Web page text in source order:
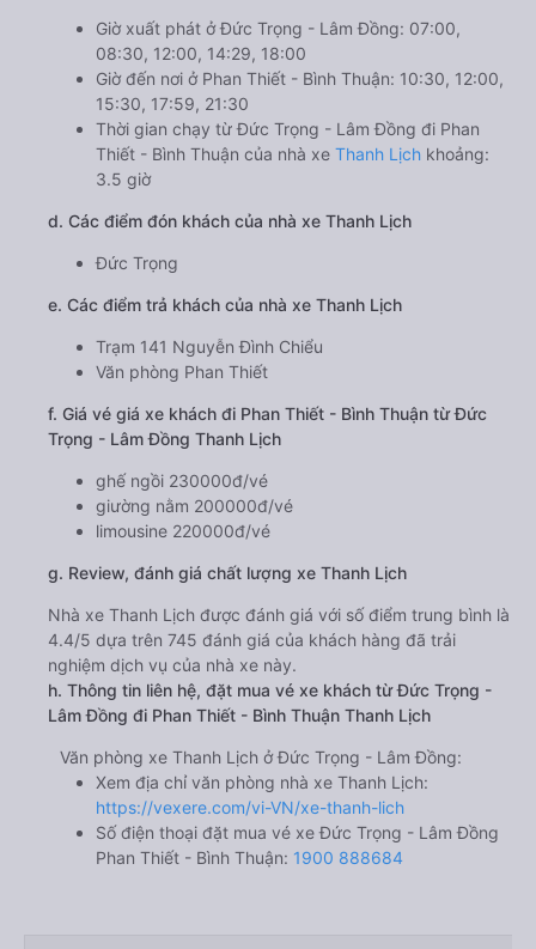
Giờ xuất phát ở Đức Trọng - Lâm Đồng: 07:00,
08:30, 12:00, 14:29, 18:00
Giờ đến nơi ở Phan Thiết - Bình Thuận: 10:30, 12:00,
15:30, 17:59, 21:30
Thời gian chạy từ Đức Trọng - Lâm Đồng đi Phan
Thiết - Bình Thuận của nhà xe Thanh Lịch khoảng:
3.5 giờ
d. Các điểm đón khách của nhà xe Thanh Lịch
Đức Trọng
e. Các điểm trả khách của nhà xe Thanh Lịch
Trạm 141 Nguyễn Đình Chiểu
Văn phòng Phan Thiết
f. Giá vé giá xe khách đi Phan Thiết - Bình Thuận từ Đức
Trọng - Lâm Đồng Thanh Lịch
ghế ngồi 230000đ/vé
giường nằm 200000đ/vé
limousine 220000đ/vé
g. Review, đánh giá chất lượng xe Thanh Lịch
Nhà xe Thanh Lịch được đánh giá với số điểm trung bình là
4.4/5 dựa trên 745 đánh giá của khách hàng đã trải
nghiệm dịch vụ của nhà xe này.
h. Thông tin liên hệ, đặt mua vé xe khách từ Đức Trọng -
Lâm Đồng đi Phan Thiết - Bình Thuận Thanh Lịch
Văn phòng xe Thanh Lịch ở Đức Trọng - Lâm Đồng:
Xem địa chỉ văn phòng nhà xe Thanh Lịch:
https://vexere.com/vi-VN/xe-thanh-lich
Số điện thoại đặt mua vé xe Đức Trọng - Lâm Đồng
Phan Thiết - Bình Thuận: 1900 888684